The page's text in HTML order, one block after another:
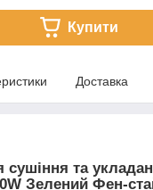
Купити
Доставка
сушіння та
Зелений Фен-